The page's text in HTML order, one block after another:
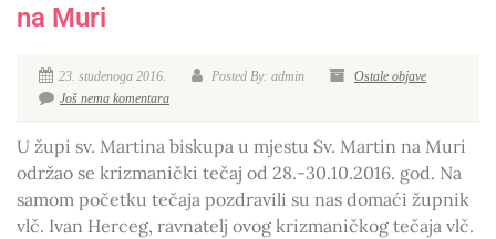
na Muri
23. studenoga 2016. Posted By: admin
Ostale objave
Još nema komentara
U župi sv. Martina biskupa u mjestu Sv. Martin na Muri
održao se krizmanički tečaj od 28.-30.10.2016. god. Na
samom početku tečaja pozdravili su nas domaći župnik
vlč. Ivan Herceg, ravnatelj ovog krizmaničkog tečaja vlč.